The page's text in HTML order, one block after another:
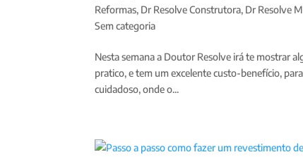
Reformas, Dr Resolve Construtora, Dr Resolve
Sem categoria
Nesta semana a Doutor Resolve irá te mostrar
pratico, e tem um excelente custo-benefício,
cuidadoso, onde o...